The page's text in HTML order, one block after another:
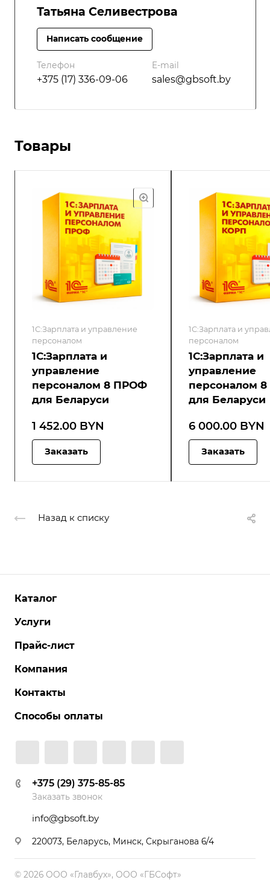
Татьяна Селивестрова
Написать сообщение
Телефон
+375 (17) 336-09-06
E-mail
sales@gbsoft.by
Товары
1С:Зарплата и управление
персоналом
1С:Зарплата и
управление
персоналом 8 ПРОФ
для Беларуси
1 452.00 BYN
Заказать
1С:Зарплата и
персоналом
1С:Зарплата и
управление
персоналом
для Беларуси
6 000.00 BYN
Заказать
Назад к списку
Каталог
Услуги
Прайс-лист
Компания
Контакты
Способы оплаты
+375 (29) 375-85-85
Заказать звонок
info@gbsoft.by
220073, Беларусь, Минск, Скрыганова 6/4
© 2026 ООО «Главбух», ООО «ГБСофт»